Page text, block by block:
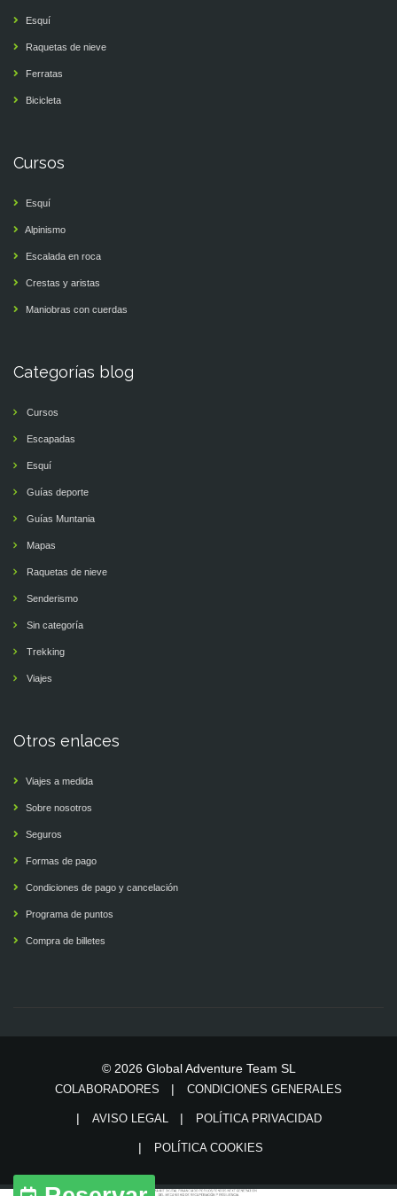
Esquí
Raquetas de nieve
Ferratas
Bicicleta
Cursos
Esquí
Alpinismo
Escalada en roca
Crestas y aristas
Maniobras con cuerdas
Categorías blog
Cursos
Escapadas
Esquí
Guías deporte
Guías Muntania
Mapas
Raquetas de nieve
Senderismo
Sin categoría
Trekking
Viajes
Otros enlaces
Viajes a medida
Sobre nosotros
Seguros
Formas de pago
Condiciones de pago y cancelación
Programa de puntos
Compra de billetes
© 2026 Global Adventure Team SL
COLABORADORES CONDICIONES GENERALES
AVISO LEGAL POLÍTICA PRIVACIDAD
POLÍTICA COOKIES